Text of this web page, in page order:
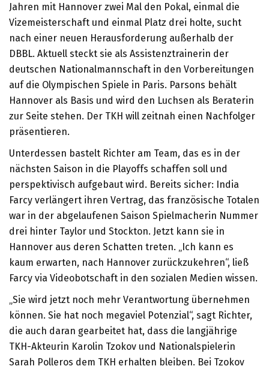
Jahren mit Hannover zwei Mal den Pokal, einmal die
Vizemeisterschaft und einmal Platz drei holte, sucht
nach einer neuen Herausforderung außerhalb der
DBBL. Aktuell steckt sie als Assistenztrainerin der
deutschen Nationalmannschaft in den Vorbereitungen
auf die Olympischen Spiele in Paris. Parsons behält
Hannover als Basis und wird den Luchsen als Beraterin
zur Seite stehen. Der TKH will zeitnah einen Nachfolger
präsentieren.
Unterdessen bastelt Richter am Team, das es in der
nächsten Saison in die Playoffs schaffen soll und
perspektivisch aufgebaut wird. Bereits sicher: India
Farcy verlängert ihren Vertrag, das französische Totalen
war in der abgelaufenen Saison Spielmacherin Nummer
drei hinter Taylor und Stockton. Jetzt kann sie in
Hannover aus deren Schatten treten. „Ich kann es
kaum erwarten, nach Hannover zurückzukehren“, ließ
Farcy via Videobotschaft in den sozialen Medien wissen.
„Sie wird jetzt noch mehr Verantwortung übernehmen
können. Sie hat noch megaviel Potenzial“, sagt Richter,
die auch daran gearbeitet hat, dass die langjährige
TKH-Akteurin Karolin Tzokov und Nationalspielerin
Sarah Polleros dem TKH erhalten bleiben. Bei Tzokov